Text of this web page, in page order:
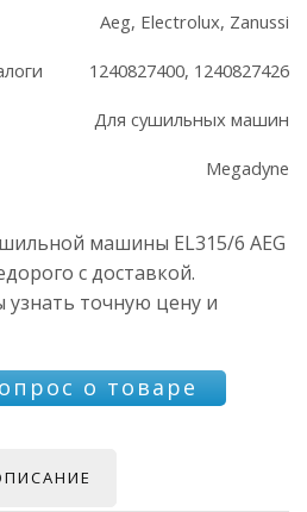
Aeg, Electrolux, Zanussi
1240827400, 1240827426
Для сушильных машин
Megadyne
машины EL315/6 AEG
с доставкой.
точную цену и
о товаре